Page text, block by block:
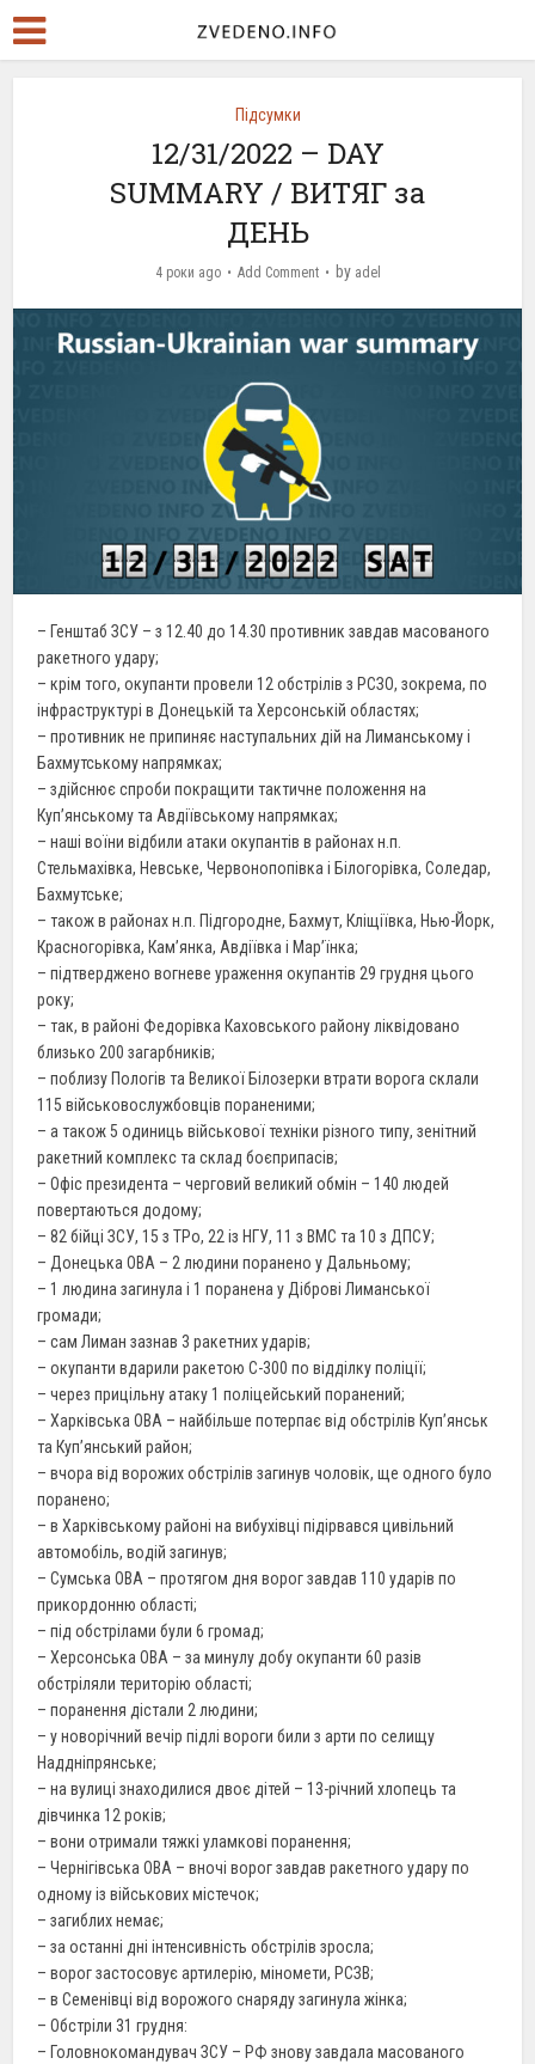
Підсумки
12/31/2022 – DAY
SUMMARY / ВИТЯГ за
ДЕНЬ
4 роки ago Add Comment by adel
– Генштаб ЗСУ – з 12.40 до 14.30 противник завдав масованого
ракетного удару;
– крім того, окупанти провели 12 обстрілів з РСЗО, зокрема, по
інфраструктурі в Донецькій та Херсонській областях;
– противник не припиняє наступальних дій на Лиманському і
Бахмутському напрямках;
– здійснює спроби покращити тактичне положення на
Куп’янському та Авдіївському напрямках;
– наші воїни відбили атаки окупантів в районах н.п.
Стельмахівка, Невське, Червонопопівка і Білогорівка, Соледар,
Бахмутське;
– також в районах н.п. Підгородне, Бахмут, Кліщіївка, Нью-Йорк,
Красногорівка, Кам’янка, Авдіївка і Мар’їнка;
– підтверджено вогневе ураження окупантів 29 грудня цього
року;
– так, в районі Федорівка Каховського району ліквідовано
близько 200 загарбників;
– поблизу Пологів та Великої Білозерки втрати ворога склали
115 військовослужбовців пораненими;
– а також 5 одиниць військової техніки різного типу, зенітний
ракетний комплекс та склад боєприпасів;
– Офіс президента – черговий великий обмін – 140 людей
повертаються додому;
– 82 бійці ЗСУ, 15 з ТРо, 22 із НГУ, 11 з ВМС та 10 з ДПСУ;
– Донецька ОВА – 2 людини поранено у Дальньому;
– 1 людина загинула і 1 поранена у Діброві Лиманської
громади;
– сам Лиман зазнав 3 ракетних ударів;
– окупанти вдарили ракетою С-300 по відділку поліції;
– через прицільну атаку 1 поліцейський поранений;
– Харківська ОВА – найбільше потерпає від обстрілів Куп’янськ
та Куп’янський район;
– вчора від ворожих обстрілів загинув чоловік, ще одного було
поранено;
– в Харківському районі на вибухівці підірвався цивільний
автомобіль, водій загинув;
– Сумська ОВА – протягом дня ворог завдав 110 ударів по
прикордонню області;
– під обстрілами були 6 громад;
– Херсонська ОВА – за минулу добу окупанти 60 разів
обстріляли територію області;
– поранення дістали 2 людини;
– у новорічний вечір підлі вороги били з арти по селищу
Наддніпрянське;
– на вулиці знаходилися двоє дітей – 13-річний хлопець та
дівчинка 12 років;
– вони отримали тяжкі уламкові поранення;
– Чернігівська ОВА – вночі ворог завдав ракетного удару по
одному із військових містечок;
– загиблих немає;
– за останні дні інтенсивність обстрілів зросла;
– ворог застосовує артилерію, міномети, РСЗВ;
– в Семенівці від ворожого снаряду загинула жінка;
– Обстріли 31 грудня:
– Головнокомандувач ЗСУ – РФ знову завдала масованого